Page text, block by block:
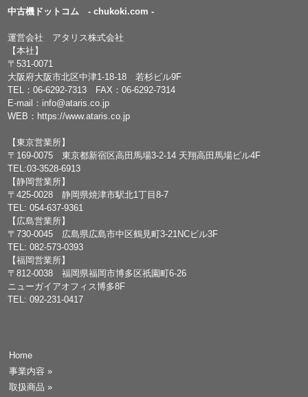
中古機ドットコム - chukoki.com -
運営会社 アタリス株式会社
【本社】
〒531-0071
大阪府大阪市北区中津1-18-18 若杉ビル9F
TEL：06-6292-7313 FAX：06-6292-7314
E-mail： info@ataris.co.jp
WEB： https://www.ataris.co.jp
【東京営業所】
〒169-0075 東京都新宿区高田馬場3-2-14 天翔高田馬場ビル4F
TEL:03-3528-6913
【静岡営業所】
〒425-0028 静岡県焼津市駅北1丁目8-7
TEL: 054-637-9361
【広島営業所】
〒730-0045 広島県広島市中区鶴見町3-21NCビル3F
TEL: 082-573-0393
【福岡営業所】
〒812-0038 福岡県福岡市博多区祇園町6-26
ニューガイアオフィス博多8F
TEL: 092-231-0417
Home
事業内容 »
取扱商品 »